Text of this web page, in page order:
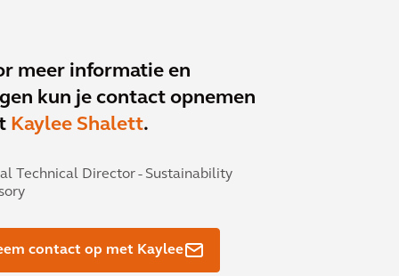
meer informatie en
kun je contact opnemen
Kaylee Shalett.
Technical Director - Sustainability
contact op met Kaylee